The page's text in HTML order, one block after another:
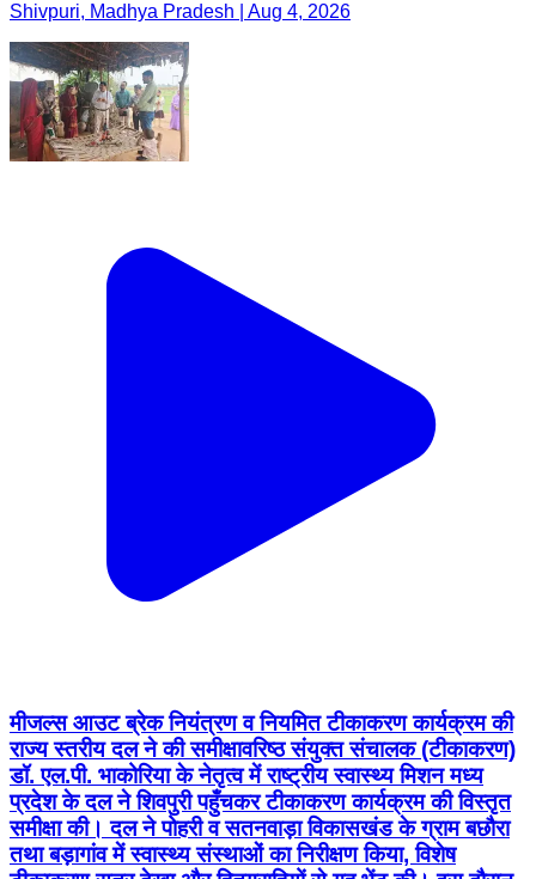
Shivpuri, Madhya Pradesh | Aug 4, 2026
मीजल्स आउट ब्रेक नियंत्रण व नियमित टीकाकरण कार्यक्रम की
राज्य स्तरीय दल ने की समीक्षा ​वरिष्ठ संयुक्त संचालक (टीकाकरण)
डॉ. एल.पी. भाकोरिया के नेतृत्व में राष्ट्रीय स्वास्थ्य मिशन मध्य
प्रदेश के दल ने शिवपुरी पहुँचकर टीकाकरण कार्यक्रम की विस्तृत
समीक्षा की। दल ने पोहरी व सतनवाड़ा विकासखंड के ग्राम बछौरा
तथा बड़ागांव में स्वास्थ्य संस्थाओं का निरीक्षण किया, विशेष